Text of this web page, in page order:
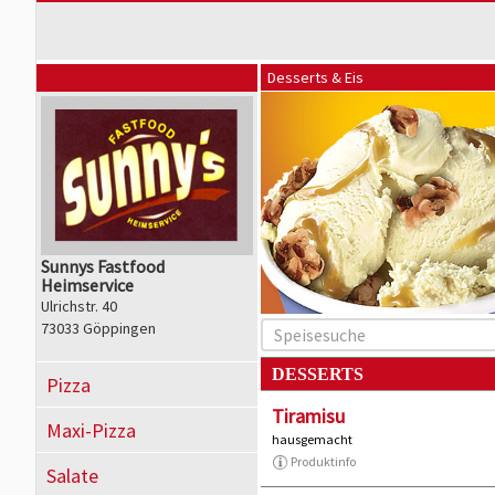
Sunnys Fastfood
Heimservice
Ulrichstr. 40
73033 Göppingen
Pizza
Maxi-Pizza
Salate
Desserts & Eis
DESSERTS
Tiramisu
hausgemacht
Produktinfo